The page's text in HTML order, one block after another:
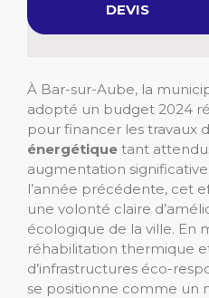
DEVIS
À Bar-sur-Aube, la
adopté un budget 2024
pour financer les travaux
énergétique tant
augmentation
l’année précédente, cet
une volonté claire
écologique de la ville. En
réhabilitation thermique
d’infrastructures éco-
se positionne comme un